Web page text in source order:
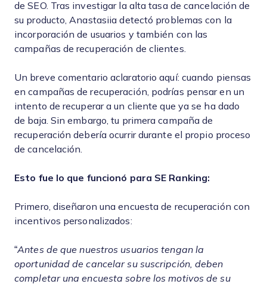
de SEO. Tras investigar la alta tasa de cancelación de
su producto, Anastasiia detectó problemas con la
incorporación de usuarios y también con las
campañas de recuperación de clientes.
Un breve comentario aclaratorio aquí: cuando piensas
en campañas de recuperación, podrías pensar en un
intento de recuperar a un cliente que ya se ha dado
de baja. Sin embargo, tu primera campaña de
recuperación debería ocurrir durante el propio proceso
de cancelación.
Esto fue lo que funcionó para SE Ranking:
Primero, diseñaron una encuesta de recuperación con
incentivos personalizados:
“Antes de que nuestros usuarios tengan la
oportunidad de cancelar su suscripción, deben
completar una encuesta sobre los motivos de su